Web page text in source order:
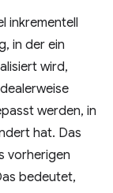
inkrementell
in der ein
wird,
werden, in
hat. Das
vorherigen
bedeutet,